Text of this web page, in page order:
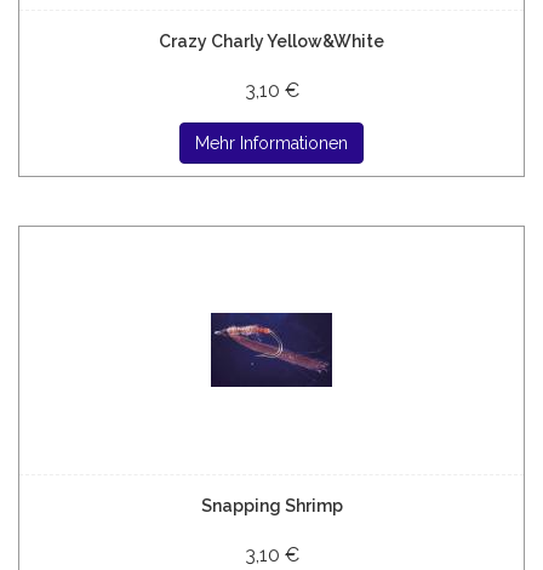
Crazy Charly Yellow&White
3,10 €
Mehr Informationen
Snapping Shrimp
3,10 €